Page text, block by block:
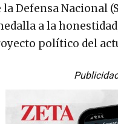
Defensa Nacional
a la
político del